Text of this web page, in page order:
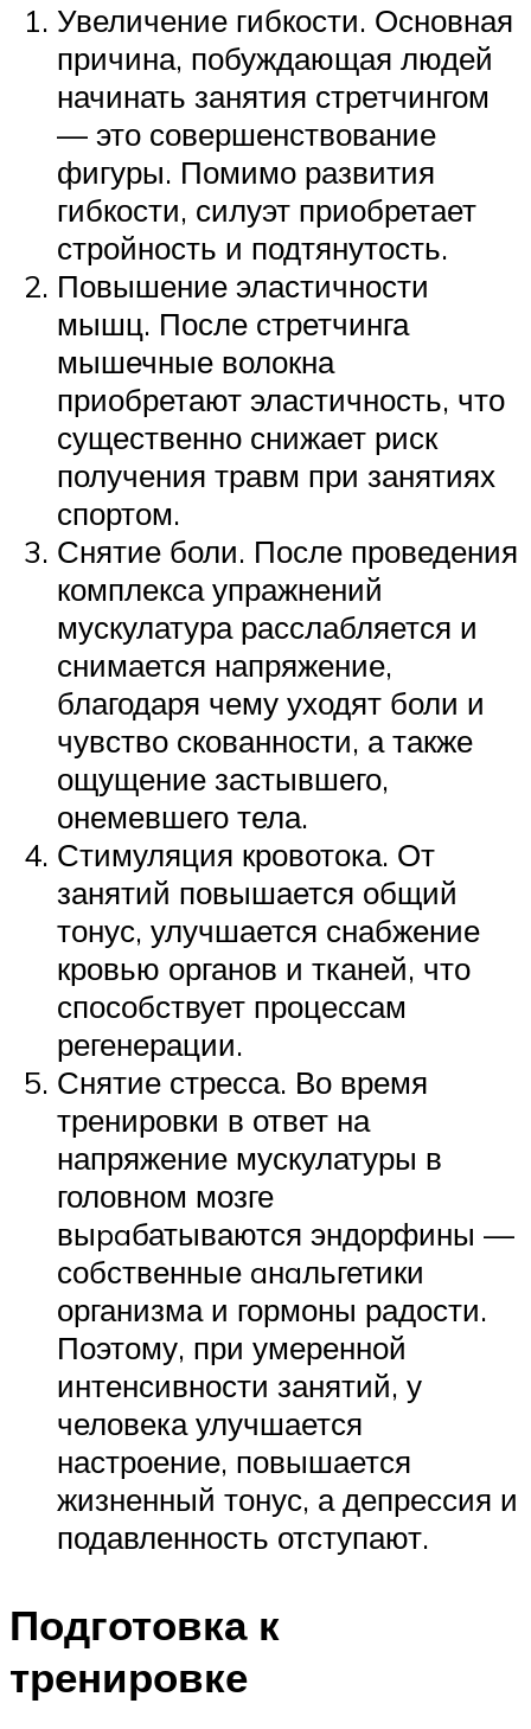
Увеличение гибкости. Основная
причина, побуждающая людей
начинать занятия стретчингом
— это совершенствование
фигуры. Помимо развития
гибкости, силуэт приобретает
стройность и подтянутость.
Повышение эластичности
мышц. После стретчинга
мышечные волокна
приобретают эластичность, что
существенно снижает риск
получения травм при занятиях
спортом.
Снятие боли. После проведения
комплекса упражнений
мускулатура расслабляется и
снимается напряжение,
благодаря чему уходят боли и
чувство скованности, а также
ощущение застывшего,
онемевшего тела.
Стимуляция кровотока. От
занятий повышается общий
тонус, улучшается снабжение
кровью органов и тканей, что
способствует процессам
регенерации.
Снятие стресса. Во время
тренировки в ответ на
напряжение мускулатуры в
головном мозге
выpaбатываются эндорфины —
собственные aнaльгетики
организма и гормоны радости.
Поэтому, при умеренной
интенсивности занятий, у
человека улучшается
настроение, повышается
жизненный тонус, а депрессия и
подавленность отступают.
Подготовка к
тренировке